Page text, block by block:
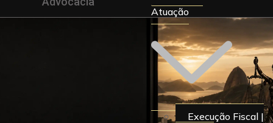
Atuação
Execução Fiscal |